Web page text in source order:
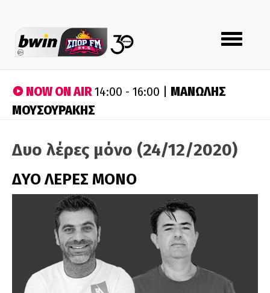
Toggle
navigation
NOW ON AIR14:00 - 16:00 | ΜΑΝΩΛΗΣ
ΜΟΥΣΟΥΡΑΚΗΣ
Δυο λέρες μόνο (24/12/2020)
ΔΥΟ ΛΕΡΕΣ ΜΟΝΟ